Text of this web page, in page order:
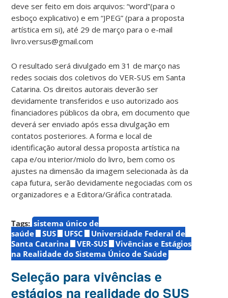
deve ser feito em dois arquivos: “word”(para o
esboço explicativo) e em “JPEG” (para a proposta
artística em si), até 29 de março para o e-mail
livro.versus@gmail.com
O resultado será divulgado em 31 de março nas
redes sociais dos coletivos do VER-SUS em Santa
Catarina. Os direitos autorais deverão ser
devidamente transferidos e uso autorizado aos
financiadores públicos da obra, em documento que
deverá ser enviado após essa divulgação em
contatos posteriores. A forma e local de
identificação autoral dessa proposta artística na
capa e/ou interior/miolo do livro, bem como os
ajustes na dimensão da imagem selecionada às da
capa futura, serão devidamente negociadas com os
organizadores e a Editora/Gráfica contratada.
Tags: sistema único de
saúde
SUS UFSC
Universidade Federal de
Santa Catarina
VER-SUS
Vivências e Estágios
na Realidade do Sistema Único de Saúde
Seleção para vivências e
estágios na realidade do SUS